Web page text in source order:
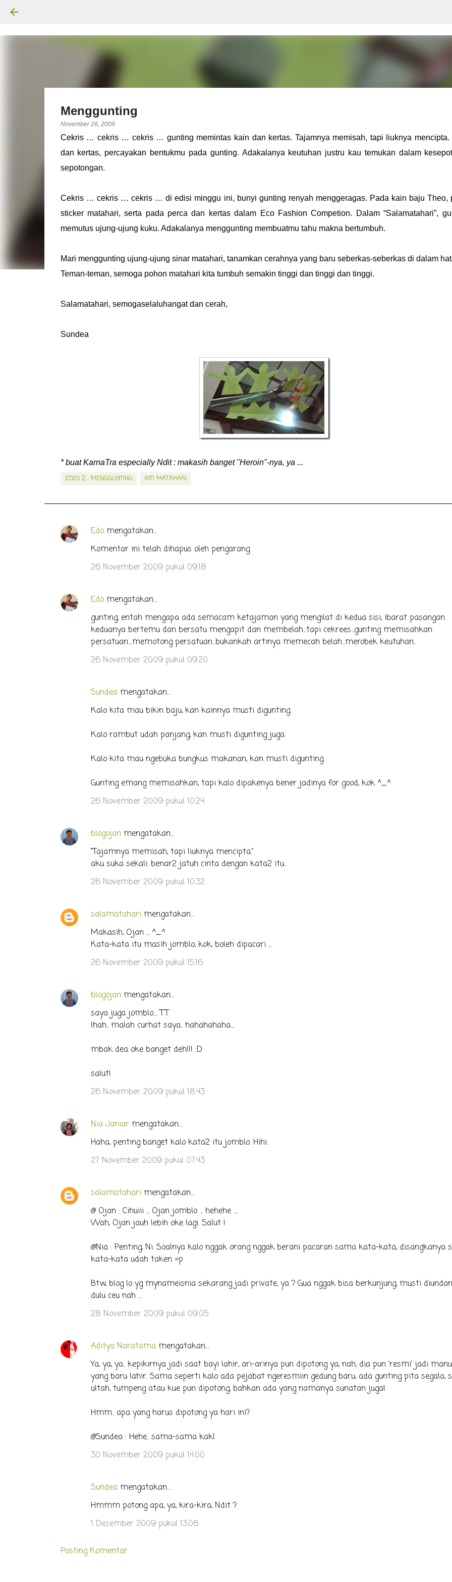
Menggunting
November 26, 2009
Cekris … cekris … cekris … gunting memintas kain dan kertas. Tajamnya memisah, tapi liuknya mencipta.
dan kertas, percayakan bentukmu pada gunting. Adakalanya keutuhan justru kau temukan dalam
sepotongan.
Cekris … cekris … cekris … di edisi minggu ini, bunyi gunting renyah menggeragas. Pada kain baju Theo,
sticker matahari, serta pada perca dan kertas dalam Eco Fashion Competion. Dalam “Salamatahari”,
memutus ujung-ujung kuku. Adakalanya menggunting membuatmu tahu makna bertumbuh.
Mari menggunting ujung-ujung sinar matahari, tanamkan cerahnya yang baru seberkas-seberkas di dalam
Teman-teman, semoga pohon matahari kita tumbuh semakin tinggi dan tinggi dan tinggi.
Salamatahari, semogaselaluhangat dan cerah,
Sundea
* buat KarnaTra especially Ndit : makasih banget "Heroin"-nya, ya ...
.EDISI 2 : MENGGUNTING INTI MATAHARI
K
n
t
Edomengatakan…
Komentar ini telah dihapus oleh pengarang.
26 November 2009 pukul 09.18
Edomengatakan…
gunting, entah mengapa ada semacam ketajaman yang mengilat di kedua sisi, ibarat pasangan
keduanya bertemu dan bersatu mengapit dan membelah...tapi cekrees...gunting memisahkan
persatuan....memotong persatuan...bukankah artinya memecah belah...merobek keutuhan..
26 November 2009 pukul 09.20
Sundeamengatakan…
Kalo kita mau bikin baju, kan kainnya musti digunting.
Kalo rambut udah panjang, kan musti digunting juga.
Kalo kita mau ngebuka bungkus makanan, kan musti digunting.
Gunting emang memisahkan, tapi kalo dipakenya bener jadinya for good, kok ^_^
26 November 2009 pukul 10.24
blogojanmengatakan…
"Tajamnya memisah, tapi liuknya mencipta."
aku suka sekali. benar2 jatuh cinta dengan kata2 itu..
26 November 2009 pukul 10.32
salamataharimengatakan…
Makasih, Ojan ... ^_^
Kata-kata itu masih jomblo, kok, boleh dipacari ...
26 November 2009 pukul 15.16
blogojanmengatakan…
saya juga jomblo.... T.T
lhah.. malah curhat saya.. hahahahaha....
mbak dea oke banget deh!!! :D
salut!
26 November 2009 pukul 18.43
Nia Janiarmengatakan…
Haha, penting banget kalo kata2 itu jomblo. Hihi.
27 November 2009 pukul 07.43
salamataharimengatakan…
@ Ojan : Cihuiii ... Ojan jomblo ... hehehe ....
Wah, Ojan jauh lebih oke lagi. Salut !
@Nia : Penting, Ni. Soalnya kalo nggak orang nggak berani pacaran sama kata-kata, disangkanya
kata-kata udah taken =p
Btw, blog lo yg mynameisnia sekarang jadi private, ya ? Gua nggak bisa berkunjung, musti
dulu ceu nah ...
28 November 2009 pukul 09.05
Aditya Naratamamengatakan…
Ya, ya, ya.. kepikirnya jadi saat bayi lahir, ari-arinya pun dipotong ya, nah, dia pun 'resmi' jadi
yang baru lahir. Sama seperti kalo ada pejabat ngeresmiin gedung baru, ada gunting pita segala,
ultah, tumpeng atau kue pun dipotong, bahkan ada yang namanya sunatan juga!
Hmm.. apa yang harus dipotong ya hari ini?
@Sundea : Hehe.. sama-sama kak!
30 November 2009 pukul 14.00
Sundeamengatakan…
Hmmm potong apa, ya, kira-kira, Ndit ?
1 Desember 2009 pukul 13.08
Posting Komentar